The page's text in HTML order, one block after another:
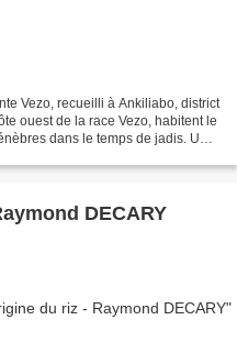
Vezo, recueilli à Ankiliabo, district
ouest de la race Vezo, habitent le
dans le temps de jadis. Un
DECARY